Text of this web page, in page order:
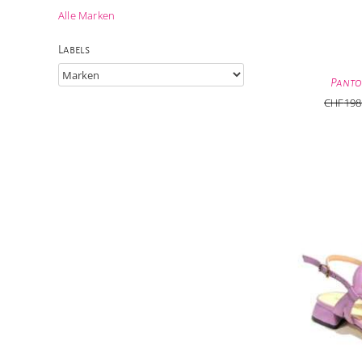
CHF
Alle Marken
Labels